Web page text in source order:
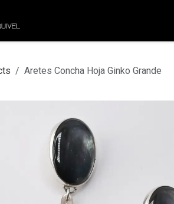
Aretes Concha Hoja Ginko Grande